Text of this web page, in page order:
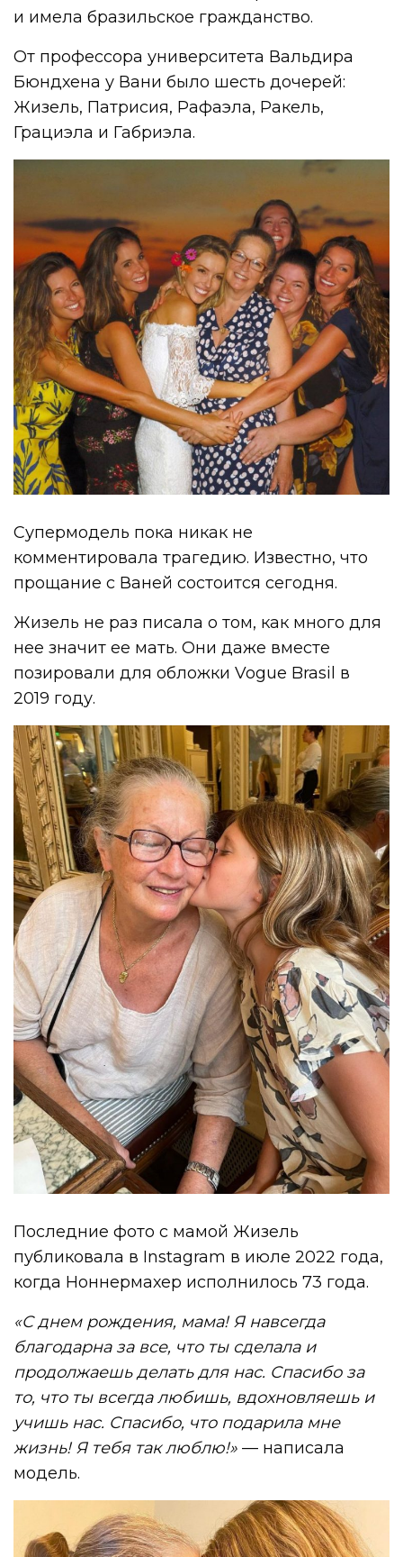
и имела бразильское гражданство.
От профессора университета Вальдира
Бюндхена у Вани было шесть дочерей:
Жизель, Патрисия, Рафаэла, Ракель,
Грациэла и Габриэла.
Супермодель пока никак не
комментировала трагедию. Известно, что
прощание с Ваней состоится сегодня.
Жизель не раз писала о том, как много для
нее значит ее мать. Они даже вместе
позировали для обложки Vogue Brasil в
2019 году.
Последние фото с мамой Жизель
публиковала в Instagram в июле 2022 года,
когда Ноннермахер исполнилось 73 года.
«С днем рождения, мама! Я навсегда
благодарна за все, что ты сделала и
продолжаешь делать для нас. Спасибо за
то, что ты всегда любишь, вдохновляешь и
учишь нас. Спасибо, что подарила мне
жизнь! Я тебя так люблю!» — написала
модель.